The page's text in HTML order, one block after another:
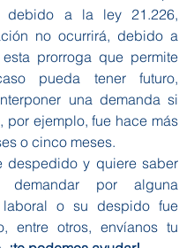
no ocurrirá, debido a
prorroga que permite
pueda tener futuro,
una demanda si
por ejemplo, fue hace más
o cinco meses.
por alguna
laboral o su despido fue
entre otros, envíanos tu